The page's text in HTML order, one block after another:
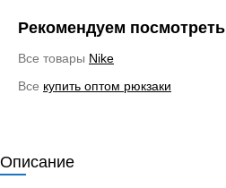
Рекомендуем посмотреть
Все товары Nike
Все купить оптом рюкзаки
Описание